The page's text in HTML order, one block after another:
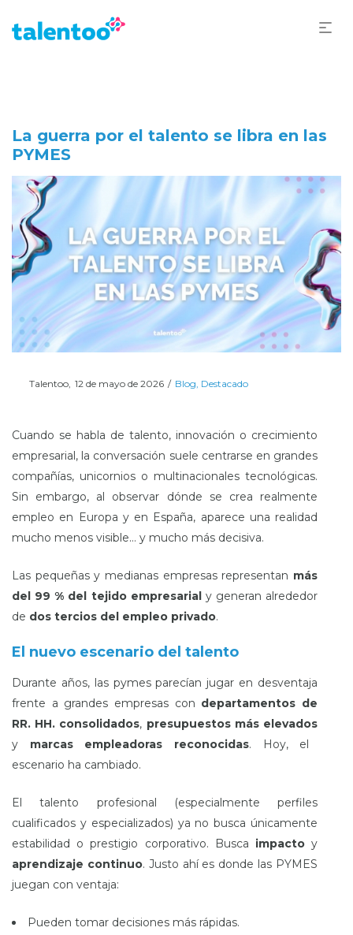
La guerra por el talento se libra en las
PYMES
PorTalentoo Posted
12 de mayo de 2026
Posted
Blog Destacado
Cuando se habla de talento, innovación o crecimiento
empresarial, la conversación suele centrarse en grandes
compañías, unicornios o multinacionales tecnológicas.
Sin embargo, al observar dónde se crea realmente
empleo en Europa y en España, aparece una realidad
mucho menos visible… y mucho más decisiva.
Las pequeñas y medianas empresas representan más
del 99 % del tejido empresarial y generan alrededor
de dos tercios del empleo privado.
El nuevo escenario del talento
Durante años, las pymes parecían jugar en desventaja
frente a grandes empresas con departamentos de
RR. HH. consolidados, presupuestos más elevados
y marcas empleadoras reconocidas. Hoy, el
escenario ha cambiado.
El talento profesional (especialmente perfiles
cualificados y especializados) ya no busca únicamente
estabilidad o prestigio corporativo. Busca impactoy
aprendizaje continuo. Justo ahí es donde las PYMES
juegan con ventaja:
Pueden tomar decisiones más rápidas.